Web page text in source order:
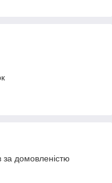
домовленістю